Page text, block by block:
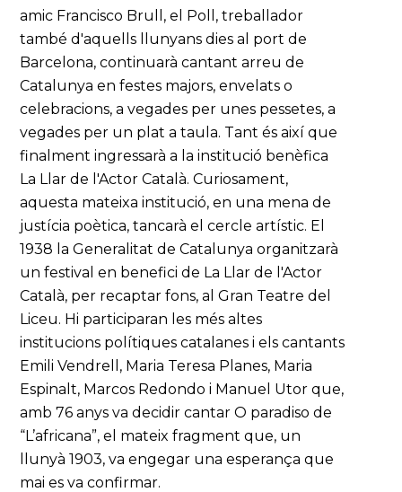
amic Francisco Brull, el Poll, treballador
també d'aquells llunyans dies al port de
Barcelona, continuarà cantant arreu de
Catalunya en festes majors, envelats o
celebracions, a vegades per unes pessetes, a
vegades per un plat a taula. Tant és així que
finalment ingressarà a la institució benèfica
La Llar de l'Actor Català. Curiosament,
aquesta mateixa institució, en una mena de
justícia poètica, tancarà el cercle artístic. El
1938 la Generalitat de Catalunya organitzarà
un festival en benefici de La Llar de l'Actor
Català, per recaptar fons, al Gran Teatre del
Liceu. Hi participaran les més altes
institucions polítiques catalanes i els cantants
Emili Vendrell, Maria Teresa Planes, Maria
Espinalt, Marcos Redondo i Manuel Utor que,
amb 76 anys va decidir cantar O paradiso de
“L’africana”, el mateix fragment que, un
llunyà 1903, va engegar una esperança que
mai es va confirmar.